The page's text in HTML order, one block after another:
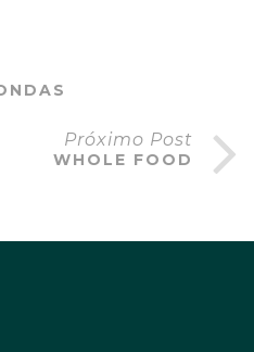
Próximo Post
WHOLE FOOD